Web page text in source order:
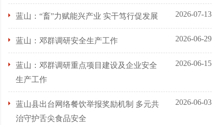
蓝山：“畜”力赋能兴产业 实干笃行促发展 2026-07-13
蓝山：邓群调研安全生产工作 2026-06-29
蓝山：邓群调研重点项目建设及企业安全
生产工作
2026-06-15
蓝山县出台网络餐饮举报奖励机制 多元共
治守护舌尖食品安全
2026-06-03